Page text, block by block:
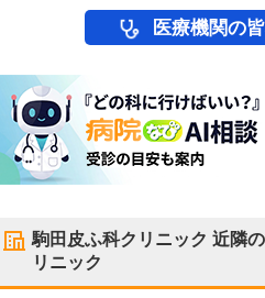
医療機関の
駒田皮ふ科クリニック 近隣
リニック